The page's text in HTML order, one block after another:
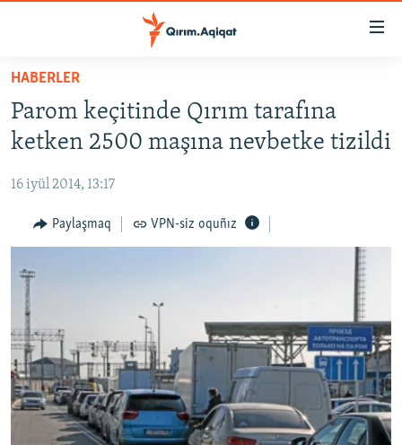
Esas
qaytmaq
Baş
qaytmaq
qaytmaq
HABERLER
SİYASET
CEMİYET
MEDENİYET
VİDEO
SÜRET
BLOGLAR
FİKİR
Русский
HABERLER
Parom keçitinde Qırım tarafına
ketken 2500 maşına nevbetke tizildi
16 iyül 2014, 13:17
Paylaşmaq VPN-siz oquñız